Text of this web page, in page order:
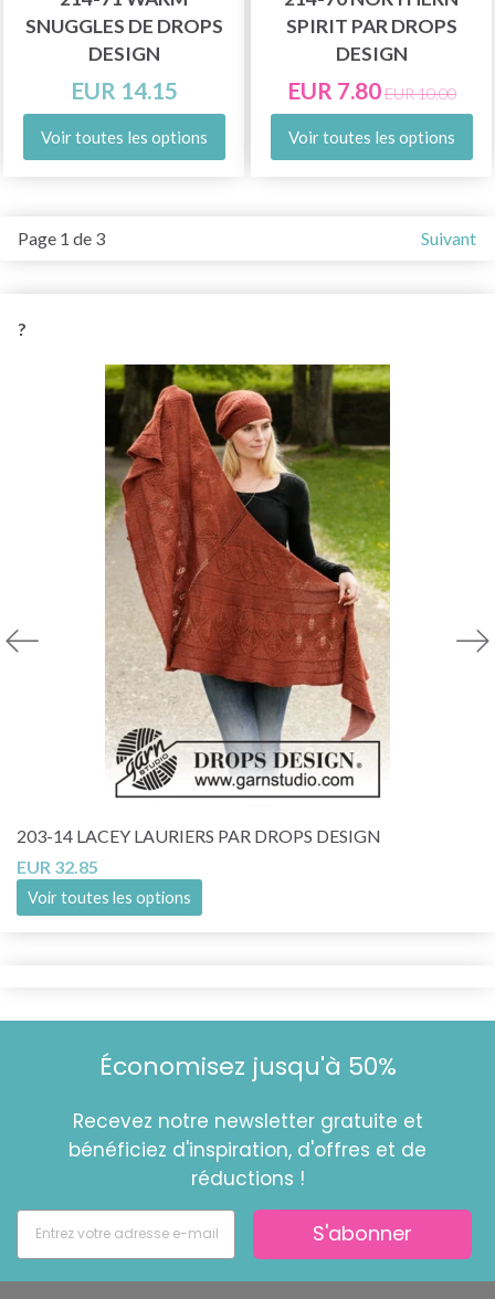
SNUGGLES DE DROPS
DESIGN
EUR 14.15
Voir toutes les options
SPIRIT PAR DROPS
DESIGN
EUR 7.80EUR 10.00
Voir toutes les options
Page 1 de 3 Suivant
?
203-14 LACEY LAURIERS PAR DROPS DESIGN
EUR 32.85
Voir toutes les options
Économisez jusqu'à 50%
Recevez notre newsletter gratuite et
bénéficiez d'inspiration, d'offres et de
réductions !
S'abonner